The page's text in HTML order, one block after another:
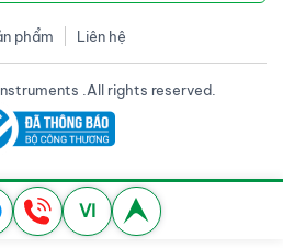
phẩm Liên hệ
.All rights reserved.
VI